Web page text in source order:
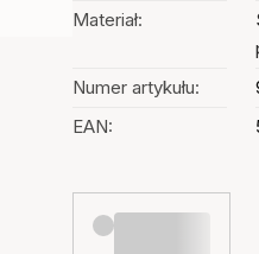
Materiał:
Numer artykułu:
EAN: